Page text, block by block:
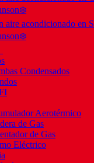
aire acondicionado en
Condensados
Aerotérmico
de Gas
de Gas
Eléctrico